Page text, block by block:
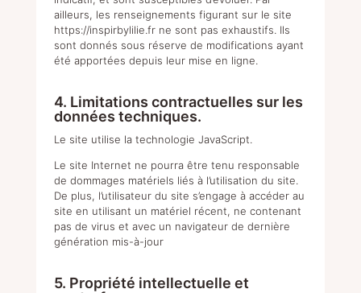
ailleurs, les renseignements figurant sur le site
https://inspirbylilie.fr ne sont pas exhaustifs. Ils
sont donnés sous réserve de modifications ayant
été apportées depuis leur mise en ligne.
4. Limitations contractuelles sur les
données techniques.
Le site utilise la technologie JavaScript.
Le site Internet ne pourra être tenu responsable
de dommages matériels liés à l’utilisation du site.
De plus, l’utilisateur du site s’engage à accéder au
site en utilisant un matériel récent, ne contenant
pas de virus et avec un navigateur de dernière
génération mis-à-jour
5. Propriété intellectuelle et